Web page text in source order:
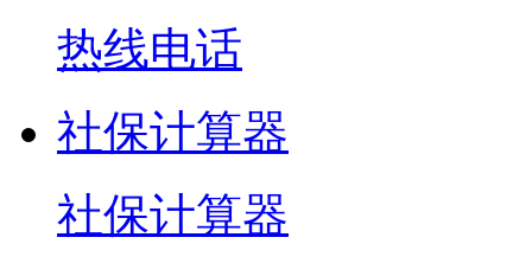
热线电话
社保计算器
社保计算器